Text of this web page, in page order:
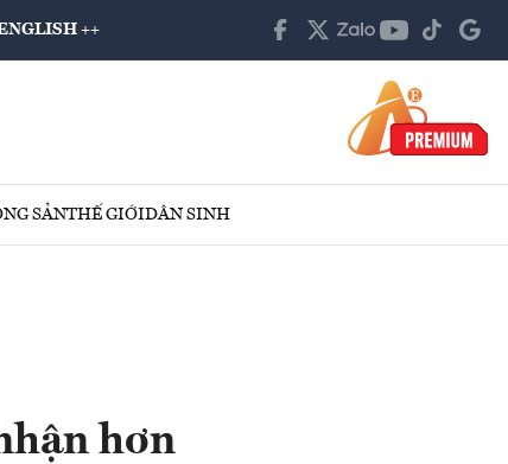
++
SẢNTHẾ GIỚIDÂN SINH
hơn